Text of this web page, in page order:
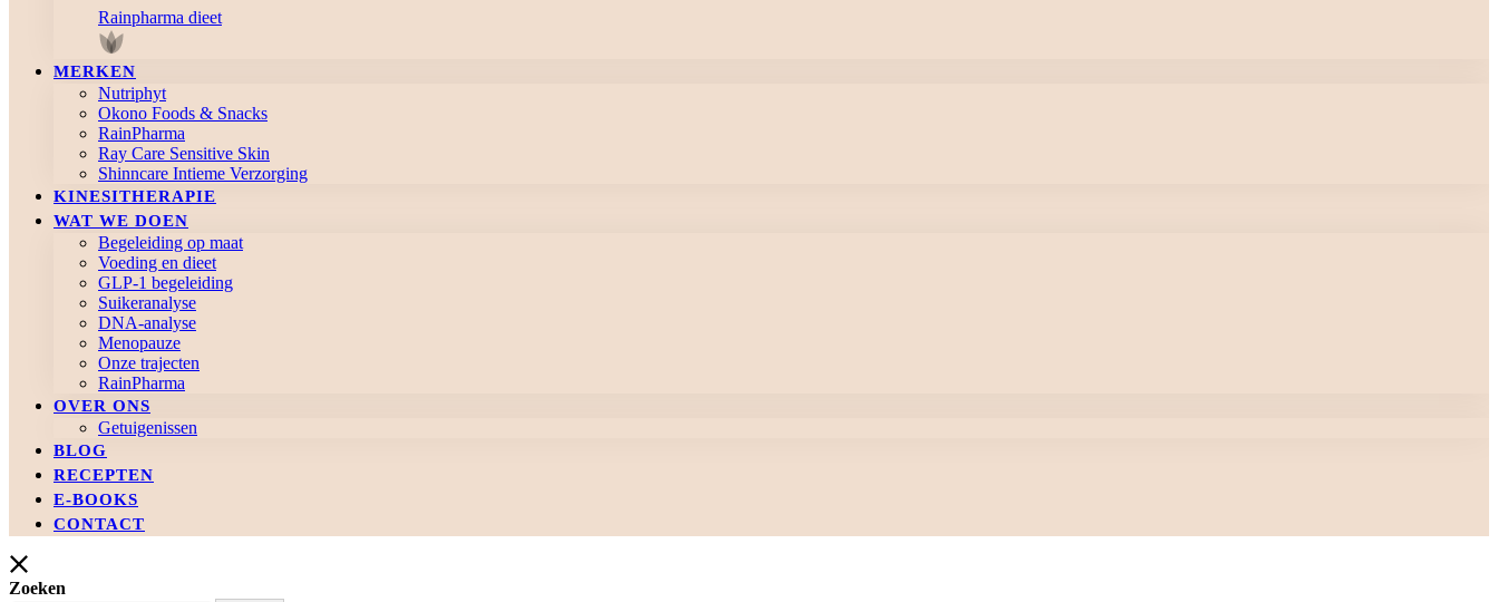
Rainpharma dieet
MERKEN
Nutriphyt
Okono Foods & Snacks
RainPharma
Ray Care Sensitive Skin
Shinncare Intieme Verzorging
KINESITHERAPIE
WAT WE DOEN
Begeleiding op maat
Voeding en dieet
GLP-1 begeleiding
Suikeranalyse
DNA-analyse
Menopauze
Onze trajecten
RainPharma
OVER ONS
Getuigenissen
BLOG
RECEPTEN
E-BOOKS
CONTACT
Zoeken